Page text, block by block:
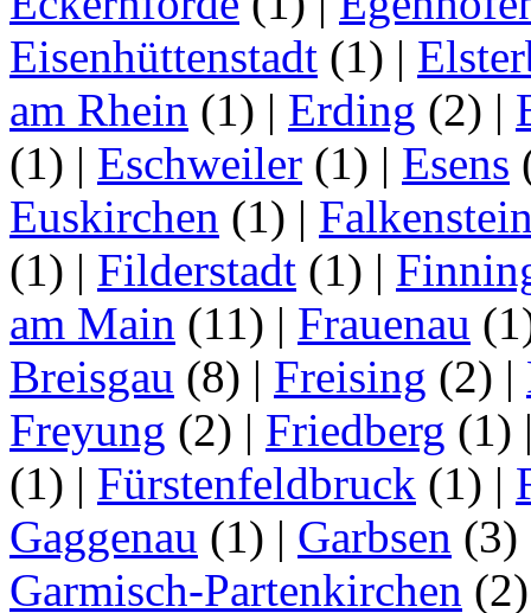
Eisenhüttenstadt (1) |
am Rhein (1) | Erding (2) |
(1) | Eschweiler (1) | Esens
Euskirchen (1) |
(1) | Filderstadt (1) |
am Main (11) | Frauenau
Breisgau (8) | Freising (2) |
Freyung (2) | Friedberg (1)
(1) | Fürstenfeldbruck (1) |
Gaggenau (1) | Garbsen (3)
Garmisch-Partenkirchen